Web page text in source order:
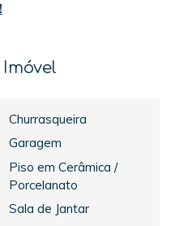
Churrasqueira
Garagem
Piso em Cerâmica /
Porcelanato
Sala de Jantar